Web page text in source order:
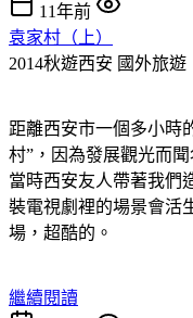
11年前
袁家村（上）
2014秋遊西安 國外旅遊
距離西安市一個多小時
村”，因為發展觀光而
當時西安友人帶著我們
裝電視劇裡的場景會活
場，超酷的。
繼續閱讀